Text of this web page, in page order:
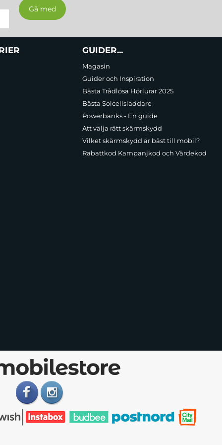
GUIDER...
Magasin
Guider och Inspiration
Bästa Trådlösa Hörlurar 2025
Bästa Solcellsladdare
Powerbanks - En guide
Att välja rätt skärmskydd
Vilket skärmskydd är bäst till mobil?
Rabattkod Kampanjkod och Värdekod